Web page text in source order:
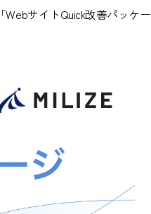
サイトQuick改善パッケー